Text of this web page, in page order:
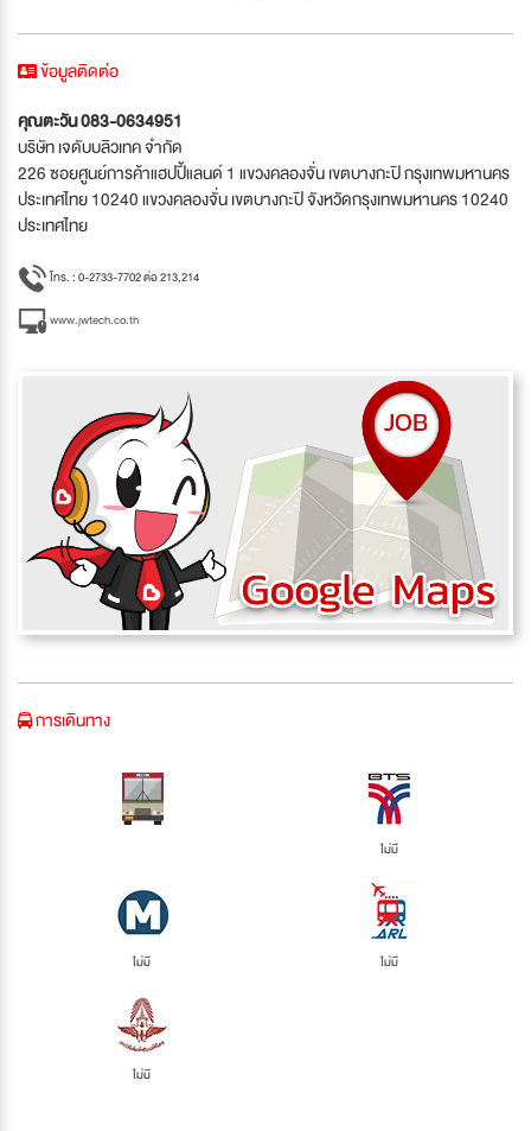
ข้อมูลติดต่อ
คุณตะวัน 083-0634951
บริษัท เจดับบลิวเทค จำกัด
226 ซอยศูนย์การค้าแฮปปี้แลนด์ 1 แขวงคลองจั่น เขตบางกะปิ กรุงเทพมหานคร
ประเทศไทย 10240 แขวงคลองจั่น เขตบางกะปิ จังหวัดกรุงเทพมหานคร 10240
ประเทศไทย
โทร. : 0-2733-7702 ต่อ 213,214
www.jwtech.co.th
การเดินทาง
ไม่มี
ไม่มี ไม่มี
ไม่มี